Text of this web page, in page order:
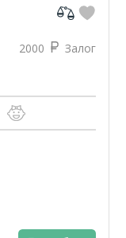
2000 Залог